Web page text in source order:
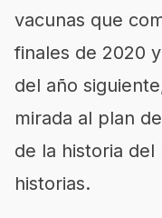
vacunas que
finales de 2020
del año
mirada al plan
de la historia
historias.